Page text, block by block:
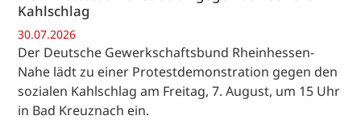
Kahlschlag
30.07.2026
Der Deutsche Gewerkschaftsbund Rheinhessen-
Nahe lädt zu einer Protestdemonstration gegen den
sozialen Kahlschlag am Freitag, 7. August, um 15 Uhr
in Bad Kreuznach ein.